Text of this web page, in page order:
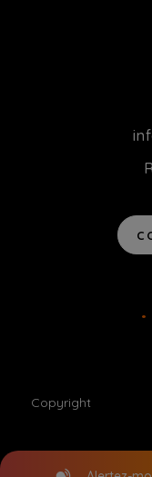
•
Copyright